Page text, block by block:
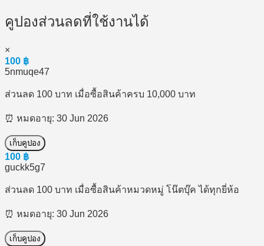
คูปองส่วนลดที่ใช้งานได้
×
100 ฿
5nmuqe47
ส่วนลด 100 บาท เมื่อซื้อสินค้าครบ 10,000 บาท
⏰ หมดอายุ: 30 Jun 2026
เก็บคูปอง
100 ฿
guckk5g7
ส่วนลด 100 บาท เมื่อซื้อสินค้าหมวดหมู่ โน๊ตบุ๊ค ได้ทุกยี่ห้อ
⏰ หมดอายุ: 30 Jun 2026
เก็บคูปอง